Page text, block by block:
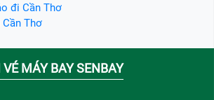
đi Cần Thơ
Thơ
MÁY BAY SENBAY